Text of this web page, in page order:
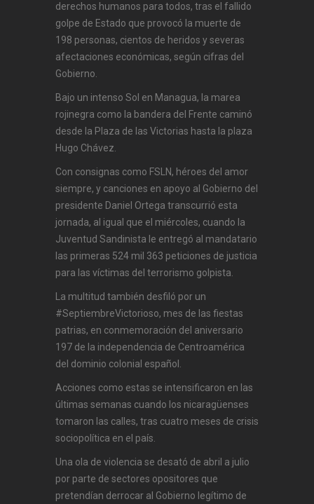
derechos humanos para todos, tras el fallido
golpe de Estado que provocó la muerte de
198 personas, cientos de heridos y severas
afectaciones económicas, según cifras del
Gobierno.
Bajo un intenso Sol en Managua, la marea
rojinegra como la bandera del Frente caminó
desde la Plaza de las Victorias hasta la plaza
Hugo Chávez.
Con consignas como FSLN, héroes del amor
siempre, y canciones en apoyo al Gobierno del
presidente Daniel Ortega transcurrió esta
jornada, al igual que el miércoles, cuando la
Juventud Sandinista le entregó al mandatario
las primeras 524 mil 363 peticiones de justicia
para las víctimas del terrorismo golpista.
La multitud también desfiló por un
#SeptiembreVictorioso, mes de las fiestas
patrias, en conmemoración del aniversario
197 de la independencia de Centroamérica
del dominio colonial español.
Acciones como estas se intensificaron en las
últimas semanas cuando los nicaragüenses
tomaron las calles, tras cuatro meses de crisis
sociopolítica en el país.
Una ola de violencia se desató de abril a julio
por parte de sectores opositores que
pretendían derrocar al Gobierno legítimo de